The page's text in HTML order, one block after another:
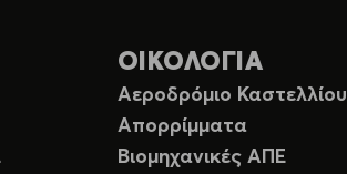
ΟΙΚΟΛΟΓΙΑ
Αεροδρόμιο Καστελλίου
Απορρίμματα
Βιομηχανικές ΑΠΕ